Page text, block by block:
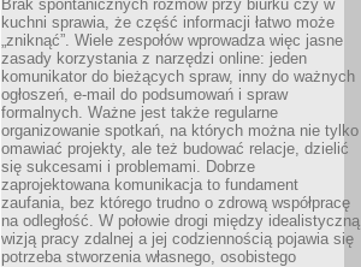
Brak spontanicznych rozmów przy biurku czy w
kuchni sprawia, że część informacji łatwo może
„zniknąć”. Wiele zespołów wprowadza więc jasne
zasady korzystania z narzędzi online: jeden
komunikator do bieżących spraw, inny do ważnych
ogłoszeń, e-mail do podsumowań i spraw
formalnych. Ważne jest także regularne
organizowanie spotkań, na których można nie tylko
omawiać projekty, ale też budować relacje, dzielić
się sukcesami i problemami. Dobrze
zaprojektowana komunikacja to fundament
zaufania, bez którego trudno o zdrową współpracę
na odległość. W połowie drogi między idealistyczną
wizją pracy zdalnej a jej codziennością pojawia się
potrzeba stworzenia własnego, osobistego